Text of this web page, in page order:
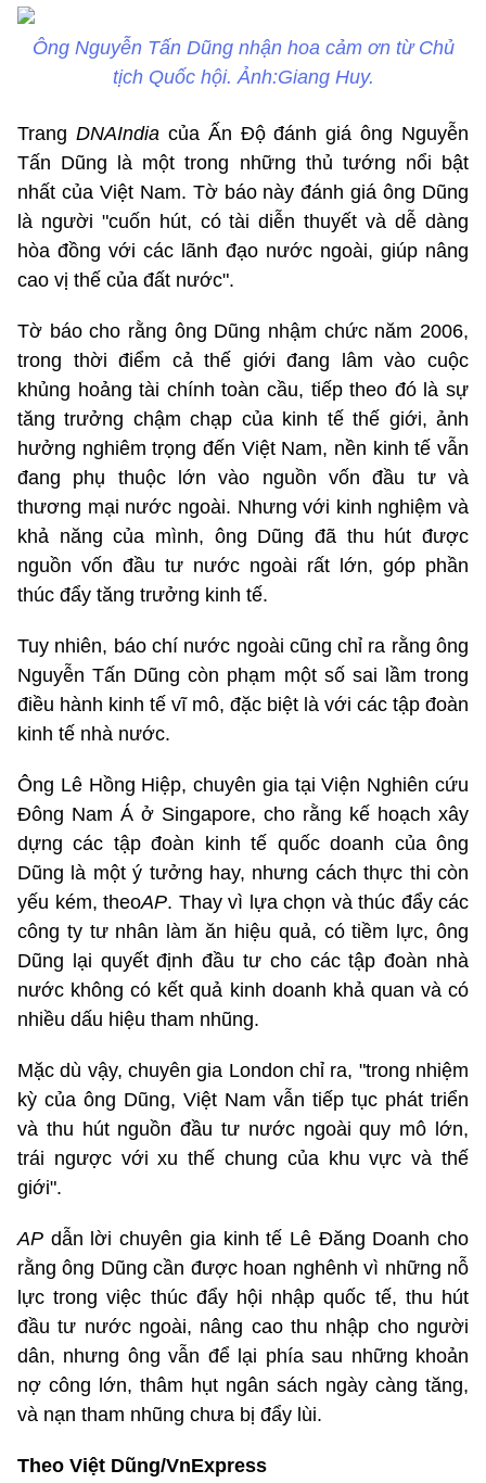
Ông Nguyễn Tấn Dũng nhận hoa cảm ơn từ Chủ
tịch Quốc hội. Ảnh:Giang Huy.
Trang DNAIndia của Ấn Độ đánh giá ông Nguyễn
Tấn Dũng là một trong những thủ tướng nổi bật
nhất của Việt Nam. Tờ báo này đánh giá ông Dũng
là người "cuốn hút, có tài diễn thuyết và dễ dàng
hòa đồng với các lãnh đạo nước ngoài, giúp nâng
cao vị thế của đất nước".
Tờ báo cho rằng ông Dũng nhậm chức năm 2006,
trong thời điểm cả thế giới đang lâm vào cuộc
khủng hoảng tài chính toàn cầu, tiếp theo đó là sự
tăng trưởng chậm chạp của kinh tế thế giới, ảnh
hưởng nghiêm trọng đến Việt Nam, nền kinh tế vẫn
đang phụ thuộc lớn vào nguồn vốn đầu tư và
thương mại nước ngoài. Nhưng với kinh nghiệm và
khả năng của mình, ông Dũng đã thu hút được
nguồn vốn đầu tư nước ngoài rất lớn, góp phần
thúc đẩy tăng trưởng kinh tế.
Tuy nhiên, báo chí nước ngoài cũng chỉ ra rằng ông
Nguyễn Tấn Dũng còn phạm một số sai lầm trong
điều hành kinh tế vĩ mô, đặc biệt là với các tập đoàn
kinh tế nhà nước.
Ông Lê Hồng Hiệp, chuyên gia tại Viện Nghiên cứu
Đông Nam Á ở Singapore, cho rằng kế hoạch xây
dựng các tập đoàn kinh tế quốc doanh của ông
Dũng là một ý tưởng hay, nhưng cách thực thi còn
yếu kém, theoAP. Thay vì lựa chọn và thúc đẩy các
công ty tư nhân làm ăn hiệu quả, có tiềm lực, ông
Dũng lại quyết định đầu tư cho các tập đoàn nhà
nước không có kết quả kinh doanh khả quan và có
nhiều dấu hiệu tham nhũng.
Mặc dù vậy, chuyên gia London chỉ ra, "trong nhiệm
kỳ của ông Dũng, Việt Nam vẫn tiếp tục phát triển
và thu hút nguồn đầu tư nước ngoài quy mô lớn,
trái ngược với xu thế chung của khu vực và thế
giới".
AP dẫn lời chuyên gia kinh tế Lê Đăng Doanh cho
rằng ông Dũng cần được hoan nghênh vì những nỗ
lực trong việc thúc đẩy hội nhập quốc tế, thu hút
đầu tư nước ngoài, nâng cao thu nhập cho người
dân, nhưng ông vẫn để lại phía sau những khoản
nợ công lớn, thâm hụt ngân sách ngày càng tăng,
và nạn tham nhũng chưa bị đẩy lùi.
Theo Việt Dũng/VnExpress